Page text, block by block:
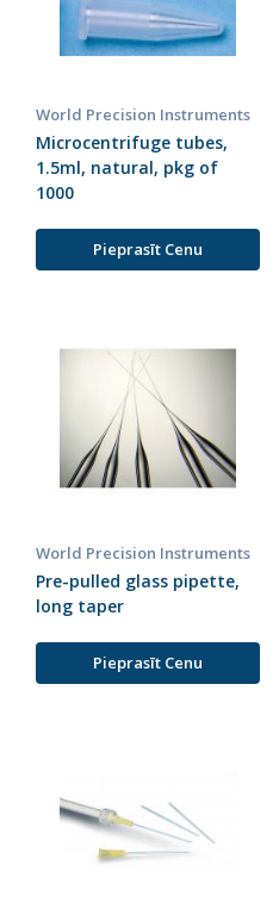
World Precision Instruments
Microcentrifuge tubes,
1.5ml, natural, pkg of
1000
Pieprasīt Cenu
World Precision Instruments
Pre-pulled glass pipette,
long taper
Pieprasīt Cenu